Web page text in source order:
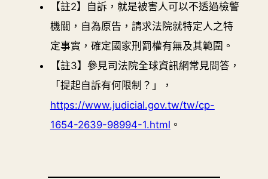
【註2】自訴，就是被害人可以不透過檢警
機關，自為原告，請求法院就特定人之特
定事實，確定國家刑罰權有無及其範圍。
【註3】參見司法院全球資訊網常見問答，
「提起自訴有何限制？」，
https://www.judicial.gov.tw/tw/cp-
1654-2639-98994-1.html 。